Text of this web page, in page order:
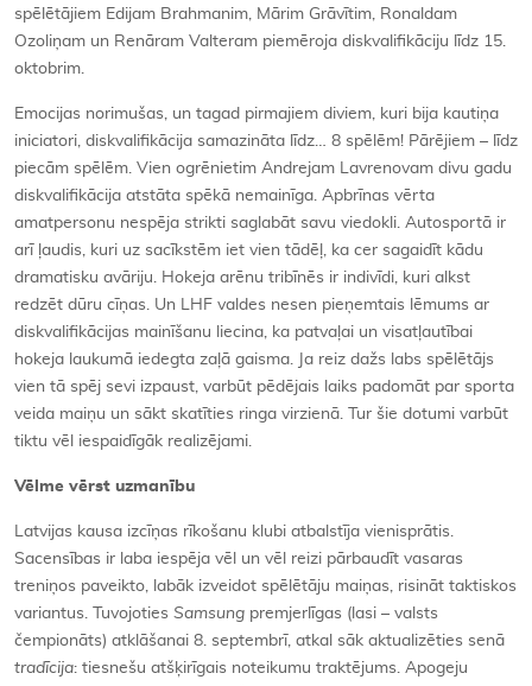
spēlētājiem Edijam Brahmanim, Mārim Grāvītim, Ronaldam
Ozoliņam un Renāram Valteram piemēroja diskvalifikāciju līdz 15.
oktobrim.
Emocijas norimušas, un tagad pirmajiem diviem, kuri bija kautiņa
iniciatori, diskvalifikācija samazināta līdz… 8 spēlēm! Pārējiem – līdz
piecām spēlēm. Vien ogrēnietim Andrejam Lavrenovam divu gadu
diskvalifikācija atstāta spēkā nemainīga. Apbrīnas vērta
amatpersonu nespēja strikti saglabāt savu viedokli. Autosportā ir
arī ļaudis, kuri uz sacīkstēm iet vien tādēļ, ka cer sagaidīt kādu
dramatisku avāriju. Hokeja arēnu tribīnēs ir indivīdi, kuri alkst
redzēt dūru cīņas. Un LHF valdes nesen pieņemtais lēmums ar
diskvalifikācijas mainīšanu liecina, ka patvaļai un visatļautībai
hokeja laukumā iedegta zaļā gaisma. Ja reiz dažs labs spēlētājs
vien tā spēj sevi izpaust, varbūt pēdējais laiks padomāt par sporta
veida maiņu un sākt skatīties ringa virzienā. Tur šie dotumi varbūt
tiktu vēl iespaidīgāk realizējami.
Vēlme vērst uzmanību
Latvijas kausa izcīņas rīkošanu klubi atbalstīja vienisprātis.
Sacensības ir laba iespēja vēl un vēl reizi pārbaudīt vasaras
treniņos paveikto, labāk izveidot spēlētāju maiņas, risināt taktiskos
variantus. Tuvojoties Samsung premjerlīgas (lasi – valsts
čempionāts) atklāšanai 8. septembrī, atkal sāk aktualizēties senā
tradīcija: tiesnešu atšķirīgais noteikumu traktējums. Apogeju